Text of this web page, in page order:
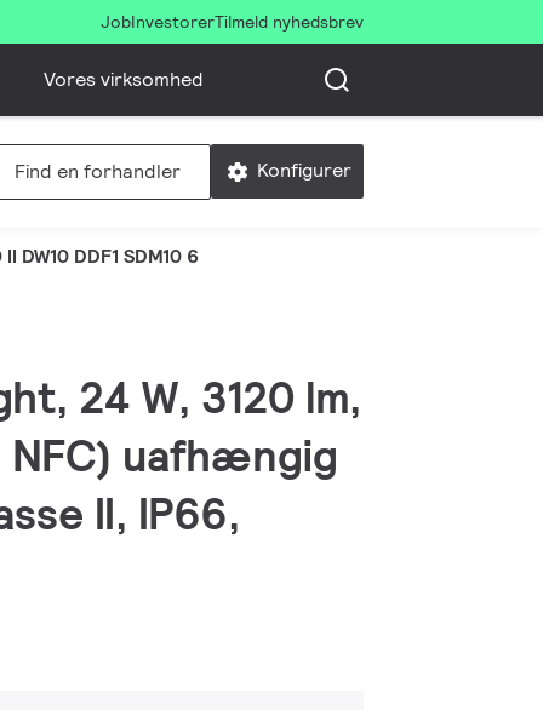
JobInvestorerTilmeld nyhedsbrev
Vores virksomhed
Find en forhandler Konfigurer
DW10 DDF1 SDM10 6
24 W, 3120 lm,
NFC) uafhængig
II, IP66,